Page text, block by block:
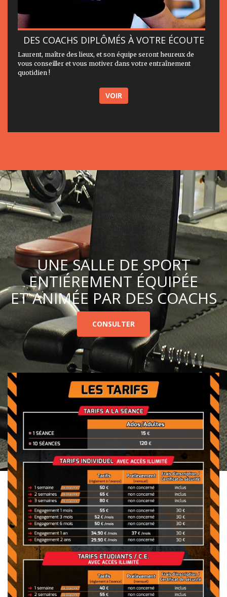
DES COACHS DIPLÔMÉS À VOTRE ÉCOUTE
Laurent, maître des lieux, et son équipe seront heureux de
vous conseiller et vous motiver dans votre entraînement
quotidien !
VOIR
UNE SALLE DE SPORT
ENTIÉREMENT ÉQUIPÉE
ET ANIMÉE PAR DES COACHS
CONSULTER